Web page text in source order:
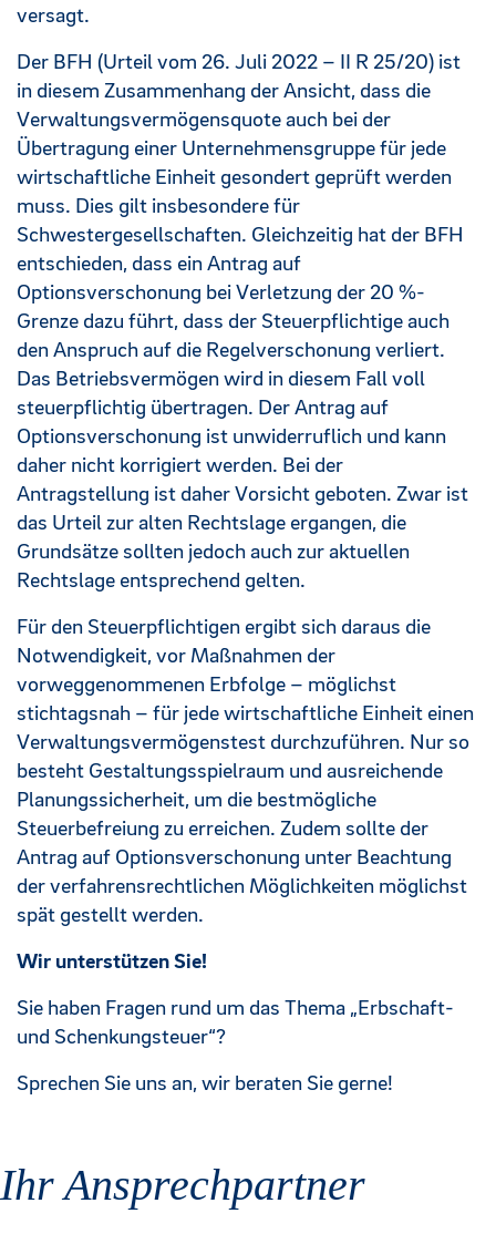
versagt.
Der BFH (Urteil vom 26. Juli 2022 – II R 25/20) ist
in diesem Zusammenhang der Ansicht, dass die
Verwaltungsvermögensquote auch bei der
Übertragung einer Unternehmensgruppe für jede
wirtschaftliche Einheit gesondert geprüft werden
muss. Dies gilt insbesondere für
Schwestergesellschaften. Gleichzeitig hat der BFH
entschieden, dass ein Antrag auf
Optionsverschonung bei Verletzung der 20 %-
Grenze dazu führt, dass der Steuerpflichtige auch
den Anspruch auf die Regelverschonung verliert.
Das Betriebsvermögen wird in diesem Fall voll
steuerpflichtig übertragen. Der Antrag auf
Optionsverschonung ist unwiderruflich und kann
daher nicht korrigiert werden. Bei der
Antragstellung ist daher Vorsicht geboten. Zwar ist
das Urteil zur alten Rechtslage ergangen, die
Grundsätze sollten jedoch auch zur aktuellen
Rechtslage entsprechend gelten.
Für den Steuerpflichtigen ergibt sich daraus die
Notwendigkeit, vor Maßnahmen der
vorweggenommenen Erbfolge – möglichst
stichtagsnah – für jede wirtschaftliche Einheit einen
Verwaltungsvermögenstest durchzuführen. Nur so
besteht Gestaltungsspielraum und ausreichende
Planungssicherheit, um die bestmögliche
Steuerbefreiung zu erreichen. Zudem sollte der
Antrag auf Optionsverschonung unter Beachtung
der verfahrensrechtlichen Möglichkeiten möglichst
spät gestellt werden.
Wir unterstützen Sie!
Sie haben Fragen rund um das Thema „Erbschaft-
und Schenkungsteuer“?
Sprechen Sie uns an, wir beraten Sie gerne!
Ihr Ansprechpartner